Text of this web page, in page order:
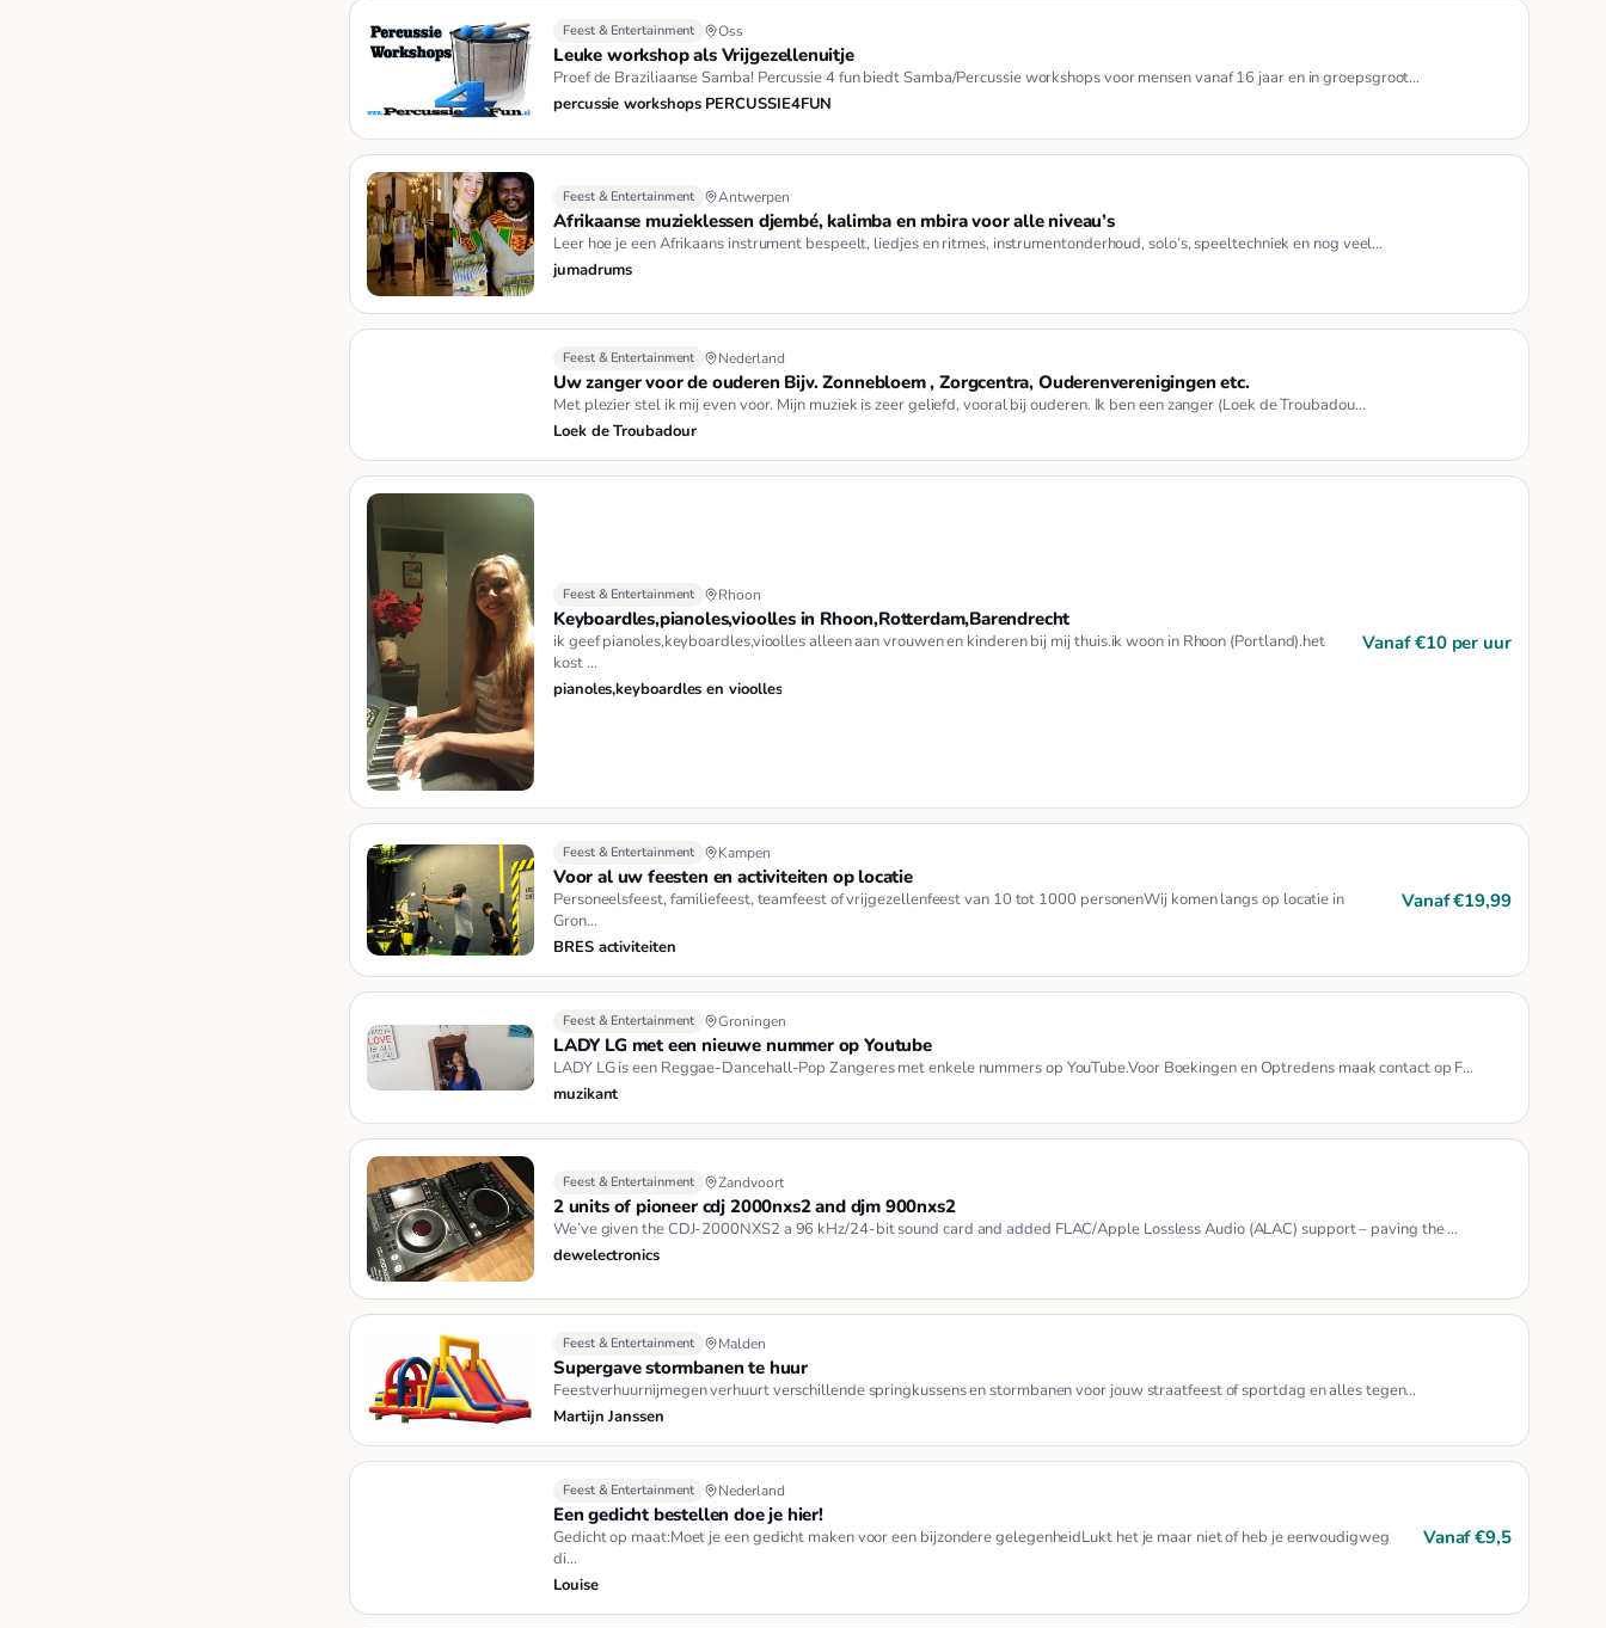
Feest & Entertainment Oss
Leuke workshop als Vrijgezellenuitje
Proef de Braziliaanse Samba! Percussie 4 fun biedt Samba/Percussie workshops voor mensen vanaf 16 jaar en in groepsgroot…
percussie workshops PERCUSSIE4FUN
Feest & Entertainment Antwerpen
Afrikaanse muzieklessen djembé, kalimba en mbira voor alle niveau’s
Leer hoe je een Afrikaans instrument bespeelt, liedjes en ritmes, instrumentonderhoud, solo’s, speeltechniek en nog veel…
jumadrums
Feest & Entertainment Nederland
Uw zanger voor de ouderen Bijv. Zonnebloem , Zorgcentra, Ouderenverenigingen etc.
Met plezier stel ik mij even voor. Mijn muziek is zeer geliefd, vooral bij ouderen. Ik ben een zanger (Loek de Troubadou…
Loek de Troubadour
Feest & Entertainment Rhoon
Keyboardles,pianoles,vioolles in Rhoon,Rotterdam,Barendrecht
ik geef pianoles,keyboardles,vioolles alleen aan vrouwen en kinderen bij mij thuis.ik woon in Rhoon (Portland).het
kost …
pianoles,keyboardles en vioolles
Vanaf €10 per uur
Feest & Entertainment Kampen
Voor al uw feesten en activiteiten op locatie
Personeelsfeest, familiefeest, teamfeest of vrijgezellenfeest van 10 tot 1000 personenWij komen langs op locatie in
Gron…
BRES activiteiten
Vanaf €19,99
Feest & Entertainment Groningen
LADY LG met een nieuwe nummer op Youtube
LADY LG is een Reggae-Dancehall-Pop Zangeres met enkele nummers op YouTube.Voor Boekingen en Optredens maak contact op F…
muzikant
Feest & Entertainment Zandvoort
2 units of pioneer cdj 2000nxs2 and djm 900nxs2
We’ve given the CDJ-2000NXS2 a 96 kHz/24-bit sound card and added FLAC/Apple Lossless Audio (ALAC) support – paving the …
dewelectronics
Feest & Entertainment Malden
Supergave stormbanen te huur
Feestverhuurnijmegen verhuurt verschillende springkussens en stormbanen voor jouw straatfeest of sportdag en alles tegen…
Martijn Janssen
Feest & Entertainment Nederland
Een gedicht bestellen doe je hier!
Gedicht op maat:Moet je een gedicht maken voor een bijzondere gelegenheidLukt het je maar niet of heb je eenvoudigweg
di…
Louise
Vanaf €9,5